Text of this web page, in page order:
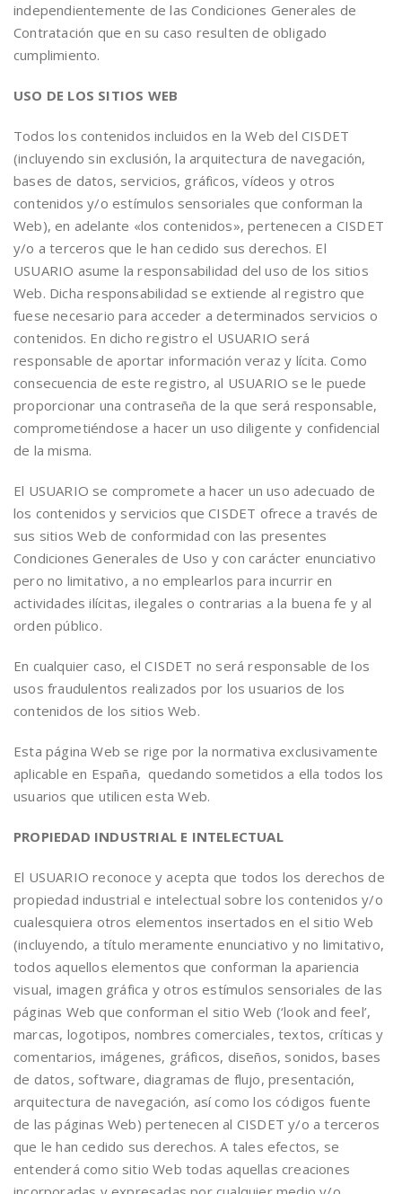
independientemente de las Condiciones Generales de
Contratación que en su caso resulten de obligado
cumplimiento.
USO DE LOS SITIOS WEB
Todos los contenidos incluidos en la Web del CISDET
(incluyendo sin exclusión, la arquitectura de navegación,
bases de datos, servicios, gráficos, vídeos y otros
contenidos y/o estímulos sensoriales que conforman la
Web), en adelante «los contenidos», pertenecen a CISDET
y/o a terceros que le han cedido sus derechos. El
USUARIO asume la responsabilidad del uso de los sitios
Web. Dicha responsabilidad se extiende al registro que
fuese necesario para acceder a determinados servicios o
contenidos. En dicho registro el USUARIO será
responsable de aportar información veraz y lícita. Como
consecuencia de este registro, al USUARIO se le puede
proporcionar una contraseña de la que será responsable,
comprometiéndose a hacer un uso diligente y confidencial
de la misma.
El USUARIO se compromete a hacer un uso adecuado de
los contenidos y servicios que CISDET ofrece a través de
sus sitios Web de conformidad con las presentes
Condiciones Generales de Uso y con carácter enunciativo
pero no limitativo, a no emplearlos para incurrir en
actividades ilícitas, ilegales o contrarias a la buena fe y al
orden público.
En cualquier caso, el CISDET no será responsable de los
usos fraudulentos realizados por los usuarios de los
contenidos de los sitios Web.
Esta página Web se rige por la normativa exclusivamente
aplicable en España, quedando sometidos a ella todos los
usuarios que utilicen esta Web.
PROPIEDAD INDUSTRIAL E INTELECTUAL
El USUARIO reconoce y acepta que todos los derechos de
propiedad industrial e intelectual sobre los contenidos y/o
cualesquiera otros elementos insertados en el sitio Web
(incluyendo, a título meramente enunciativo y no limitativo,
todos aquellos elementos que conforman la apariencia
visual, imagen gráfica y otros estímulos sensoriales de las
páginas Web que conforman el sitio Web (‘look and feel’,
marcas, logotipos, nombres comerciales, textos, críticas y
comentarios, imágenes, gráficos, diseños, sonidos, bases
de datos, software, diagramas de flujo, presentación,
arquitectura de navegación, así como los códigos fuente
de las páginas Web) pertenecen al CISDET y/o a terceros
que le han cedido sus derechos. A tales efectos, se
entenderá como sitio Web todas aquellas creaciones